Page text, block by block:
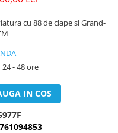
cu 88 de clape si Grand-
24 - 48 ore
IN COS